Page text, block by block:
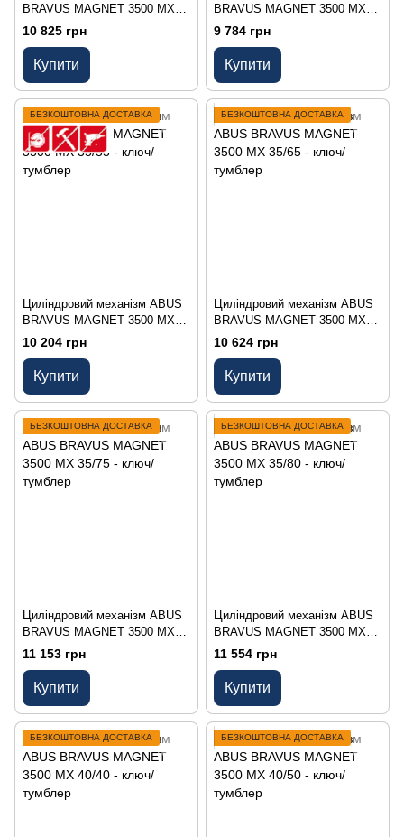
BRAVUS MAGNET 3500 MX
30/80 - ключ/тумблер
10 825 грн
Купити
BRAVUS MAGNET 3500 MX
35/45 - ключ/тумблер
9 784 грн
Купити
БЕЗКОШТОВНА ДОСТАВКА
Циліндровий механізм ABUS
BRAVUS MAGNET 3500 MX
35/55 - ключ/тумблер
10 204 грн
Купити
БЕЗКОШТОВНА ДОСТАВКА
Циліндровий механізм ABUS
BRAVUS MAGNET 3500 MX
35/65 - ключ/тумблер
10 624 грн
Купити
БЕЗКОШТОВНА ДОСТАВКА
Циліндровий механізм ABUS
BRAVUS MAGNET 3500 MX
35/75 - ключ/тумблер
11 153 грн
Купити
БЕЗКОШТОВНА ДОСТАВКА
Циліндровий механізм ABUS
BRAVUS MAGNET 3500 MX
35/80 - ключ/тумблер
11 554 грн
Купити
БЕЗКОШТОВНА ДОСТАВКА БЕЗКОШТОВНА ДОСТАВКА